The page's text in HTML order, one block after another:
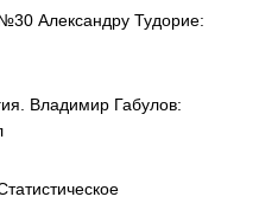
Александру Тудорие:
Владимир Габулов: